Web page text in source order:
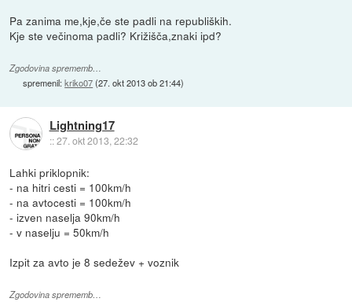
Pa zanima me,kje,če ste padli na republiških.
Kje ste večinoma padli? Križišča,znaki ipd?
Zgodovina sprememb…
spremenil:kriko07(27. okt 2013 ob 21:44)
Lightning17
::27. okt 2013, 22:32
Lahki priklopnik:
- na hitri cesti = 100km/h
- na avtocesti = 100km/h
- izven naselja 90km/h
- v naselju = 50km/h
Izpit za avto je 8 sedežev + voznik
Zgodovina sprememb…